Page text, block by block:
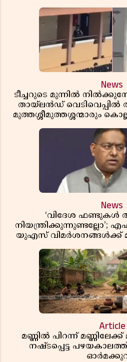
News
ടീച്ചറുടെ മുന്നിൽ
തായ്‌ലൻഡ്
മുത്തശ്ശീമുത്തശ്ശന്മാരും
News
‘വിദേശ ഫണ്ടുകൾ
നിയന്ത്രിക്കുന്നുണ്ടല്ലോ’;
യുഎസ് വിമർശനങ്ങൾക്ക്
Article
മണ്ണിൽ പിറന്ന്
നഷ്ടപ്പെട്ട